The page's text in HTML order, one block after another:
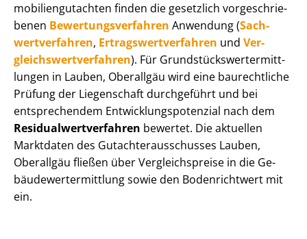
mo­bi­li­en­gut­ach­ten finden die gesetzlich vor­ge­schrie­
be­nen Be­wer­tungs­ver­fah­ren Anwendung (Sach­
wert­ver­fah­ren, Er­trags­wert­ver­fah­ren und Ver­
gleichs­wert­ver­fah­ren). Für Grund­stücks­wert­ermitt­
lun­gen in Lauben, Oberallgäu wird eine baurechtliche
Prüfung der Liegenschaft durchgeführt und bei
entsprechendem Ent­wick­lungs­po­ten­zi­al nach dem
Re­si­du­al­wert­ver­fah­ren bewertet. Die aktuellen
Marktdaten des Gut­ach­ter­aus­schus­ses Lauben,
Oberallgäu fließen über Ver­gleichs­prei­se in die Ge­
bäu­de­wert­ermitt­lung sowie den Bodenrichtwert mit
ein.